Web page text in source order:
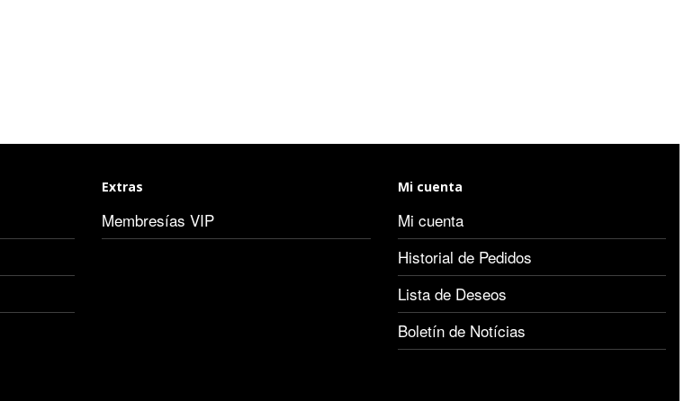
Extras
Membresías VIP
Mi cuenta
Mi cuenta
Historial de Pedidos
Lista de Deseos
Boletín de Notícias